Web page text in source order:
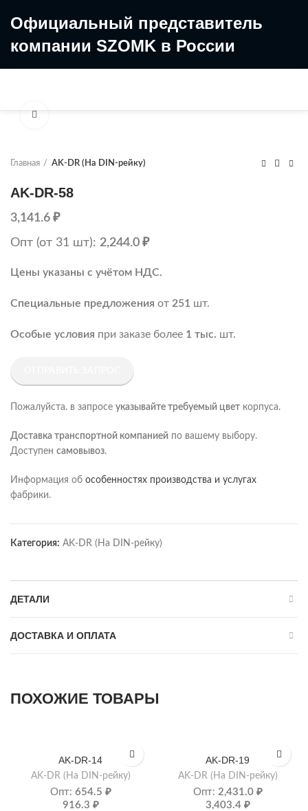
Официальный представитель
компании SZOMK в России
Главная AK-DR (На DIN-рейку)
AK-DR-58
3,141.6 ₽
Опт (от 31 шт): 2,244.0 ₽
Цены указаны с учётом НДС.
Специальные предложения от 251 шт.
Особые условия при заказе более 1 тыс. шт.
Пожалуйста. в запросе указывайте требуемый цвет корпуса.
Доставка транспортной компанией по вашему выбору.
Доступен самовывоз.
Информация об особенностях производства и услугах
фабрики.
Категория: AK-DR (На DIN-рейку)
ДЕТАЛИ
ДОСТАВКА И ОПЛАТА
ПОХОЖИЕ ТОВАРЫ
AK-DR-14
AK-DR (На DIN-рейку)
916.3 ₽
Опт: 654.5 ₽
AK-DR-19
AK-DR (На DIN-рейку)
3,403.4 ₽
Опт: 2,431.0 ₽